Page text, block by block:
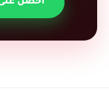
احصل